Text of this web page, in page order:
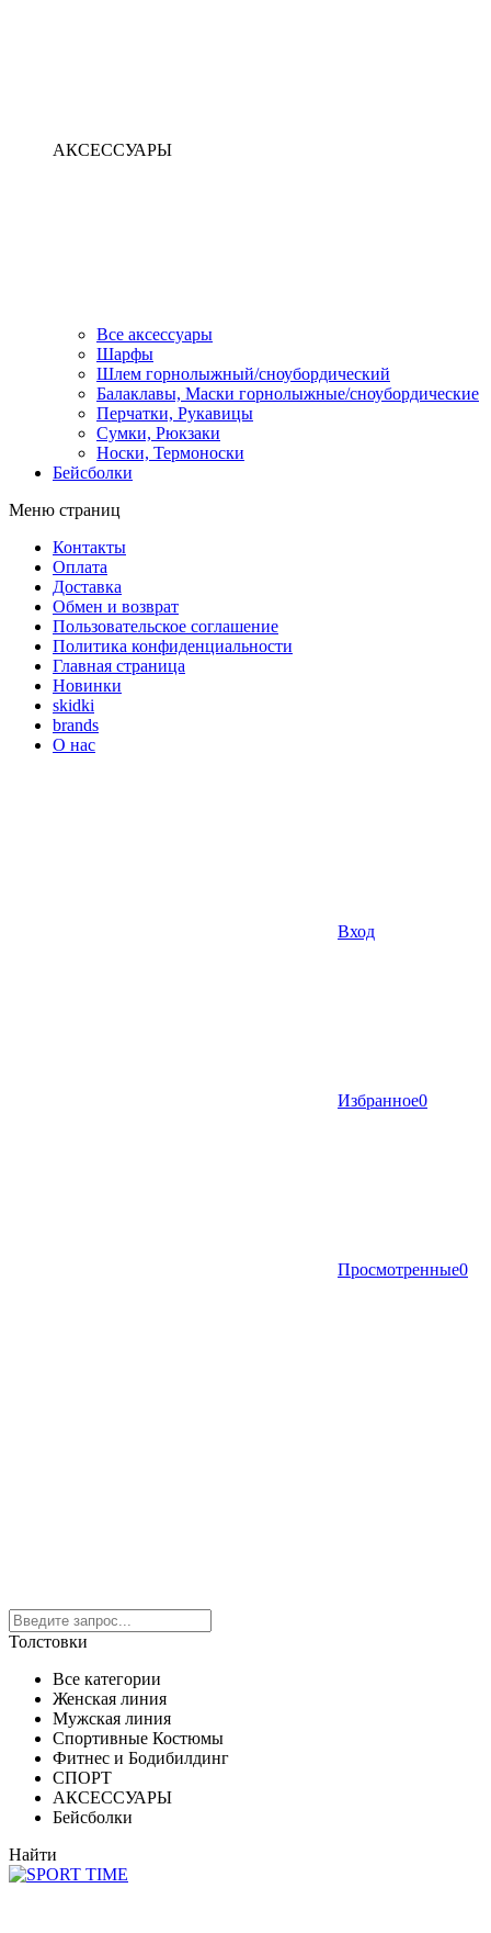
АКСЕССУАРЫ
Все аксессуары
Шарфы
Шлем горнолыжный/сноубордический
Балаклавы, Маски горнолыжные/сноубордические
Перчатки, Рукавицы
Сумки, Рюкзаки
Носки, Термоноски
Бейсболки
Меню страниц
Контакты
Оплата
Доставка
Обмен и возврат
Пользовательское соглашение
Политика конфиденциальности
Главная страница
Новинки
skidki
brands
О нас
Вход
Избранное0
Просмотренные0
Толстовки
Все категории
Женская линия
Мужская линия
Спортивные Костюмы
Фитнес и Бодибилдинг
СПОРТ
АКСЕССУАРЫ
Бейсболки
Найти